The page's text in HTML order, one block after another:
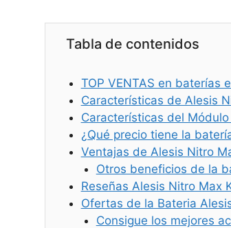
Tabla de contenidos
TOP VENTAS en baterías
Características de Alesis
Características del
¿Qué precio tiene la
Ventajas de Alesis Nitro
Otros beneficios de la
Reseñas Alesis Nitro Max
Ofertas de la Bateria
Consigue los mejores